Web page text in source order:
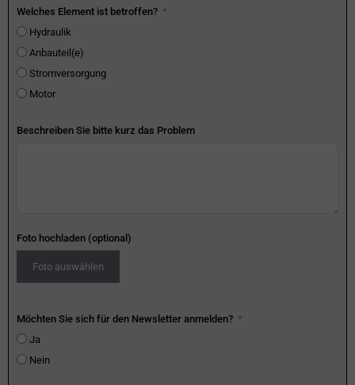
Welches Element ist betroffen?
Hydraulik
Anbauteil(e)
Stromversorgung
Motor
Beschreiben Sie bitte kurz das Problem
Foto hochladen (optional)
Foto auswählen
Möchten Sie sich für den Newsletter anmelden?
Ja
Nein